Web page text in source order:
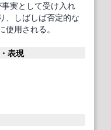
実として受け入れ
、しばしば否定的な
用される。
表現